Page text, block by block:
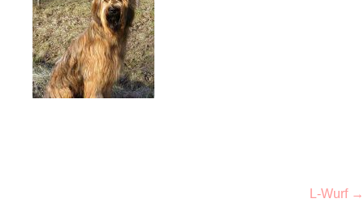
L-Wurf →